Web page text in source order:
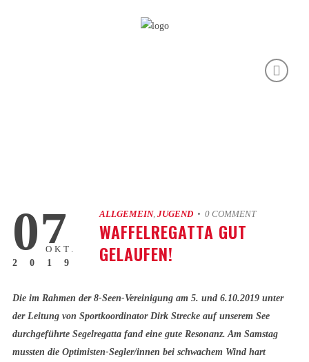
07
OKT.
2019
ALLGEMEIN, JUGEND• 0 COMMENT
WAFFELREGATTA GUT
GELAUFEN!
Die im Rahmen der 8-Seen-Vereinigung am 5. und 6.10.2019 unter
der Leitung von Sportkoordinator Dirk Strecke auf unserem See
durchgeführte Segelregatta fand eine gute Resonanz. Am Samstag
mussten die Optimisten-Segler/innen bei schwachem Wind hart